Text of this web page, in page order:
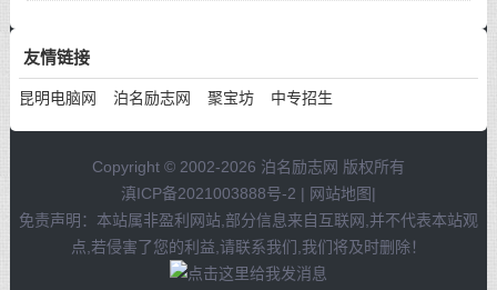
友情链接
昆明电脑网 泊名励志网 聚宝坊 中专招生
Copyright © 2002-2026 泊名励志网 版权所有
滇ICP备2021003888号-2 | 网站地图|
免责声明：本站属非盈利网站,部分信息来自互联网,并不代表本站观
点,若侵害了您的利益,请联系我们,我们将及时删除！